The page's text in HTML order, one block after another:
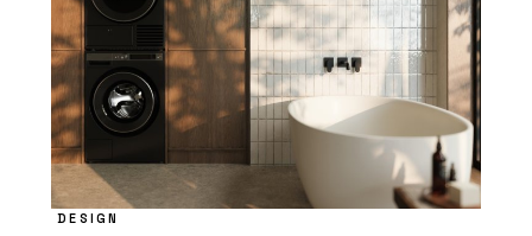
SLUŽBY
Podpora v průběhu realizace - Xella
DESIGN